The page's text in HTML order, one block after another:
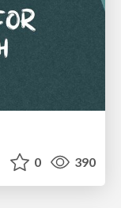
0 390